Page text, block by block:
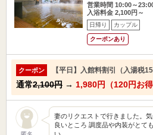
営業時間 10:00～
入浴料金 2,100円～
日帰り カップル
クーポンあり
クーポン 【平日】入館料割引（入湯税
通常2,100円 → 1,980円（120円お得
妻のリクエストで行きました。
良いところ 調度品や内装がとて